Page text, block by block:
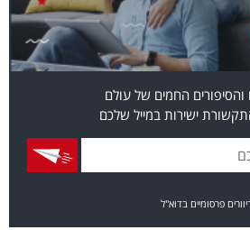
והסיפורים החמים של עולם
ישירות במייל שלכם
פרסומיים בדוא"ל